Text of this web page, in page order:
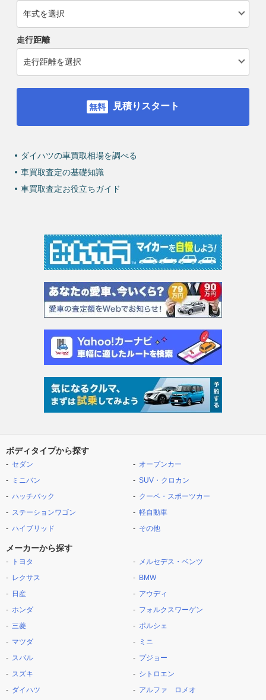
走行距離
見積りスタート
ダイハツの車買取相場を調べる
車買取査定の基礎知識
車買取査定お役立ちガイド
ボディタイプから探す
セダン
ミニバン
ハッチバック
ステーションワゴン
ハイブリッド
オープンカー
SUV・クロカン
クーペ・スポーツカー
軽自動車
その他
メーカーから探す
トヨタ
レクサス
日産
ホンダ
三菱
マツダ
スバル
スズキ
ダイハツ
メルセデス・ベンツ
BMW
アウディ
フォルクスワーゲン
ポルシェ
ミニ
プジョー
シトロエン
アルファ ロメオ